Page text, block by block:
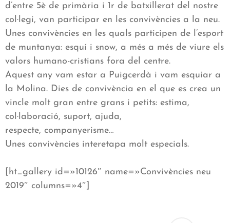
d’entre 5è de primària i 1r de batxillerat del nostre
col·legi, van participar en les convivències a la neu.
Unes convivències en les quals participen de l’esport
de muntanya: esquí i snow, a més a més de viure els
valors humano-cristians fora del centre.
Aquest any vam estar a Puigcerdà i vam esquiar a
la Molina. Dies de convivència en el que es crea un
vincle molt gran entre grans i petits: estima,
col·laboració, suport, ajuda,
respecte, companyerisme…
Unes convivències interetapa molt especials.
[ht_gallery id=»10126″ name=»Convivències neu
2019″ columns=»4″]